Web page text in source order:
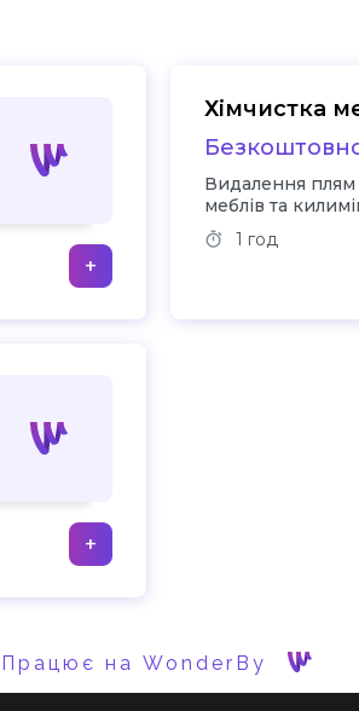
+
Хімчистка
Видалення плям
меблів та
1 год
+
Працює на WonderBy